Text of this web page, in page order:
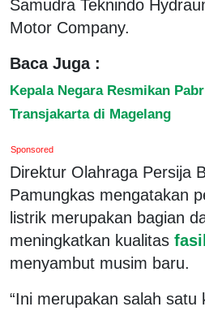
Samudra Teknindo
Motor Company.
Baca Juga :
Kepala Negara Resmikan
Transjakarta di Magelang
Sponsored
Direktur Olahraga Persija
Pamungkas mengatakan
listrik merupakan bagian
meningkatkan kualitas
menyambut musim baru.
“Ini merupakan salah satu